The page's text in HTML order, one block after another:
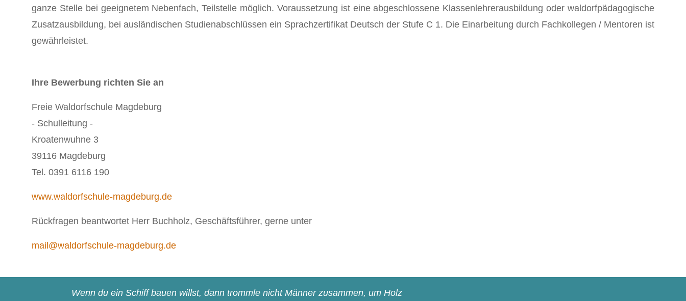
ganze Stelle bei geeignetem Nebenfach, Teilstelle möglich. Voraussetzung ist eine abgeschlossene Klassenlehrerausbildung oder waldorfpädagogische
Zusatzausbildung, bei ausländischen Studienabschlüssen ein Sprachzertifikat Deutsch der Stufe C 1. Die Einarbeitung durch Fachkollegen / Mentoren ist
gewährleistet.
Ihre Bewerbung richten Sie an
Freie Waldorfschule Magdeburg
- Schulleitung -
Kroatenwuhne 3
39116 Magdeburg
Tel. 0391 6116 190
www.waldorfschule-magdeburg.de
Rückfragen beantwortet Herr Buchholz, Geschäftsführer, gerne unter
mail@waldorfschule-magdeburg.de
Wenn du ein Schiff bauen willst, dann trommle nicht Männer zusammen, um Holz